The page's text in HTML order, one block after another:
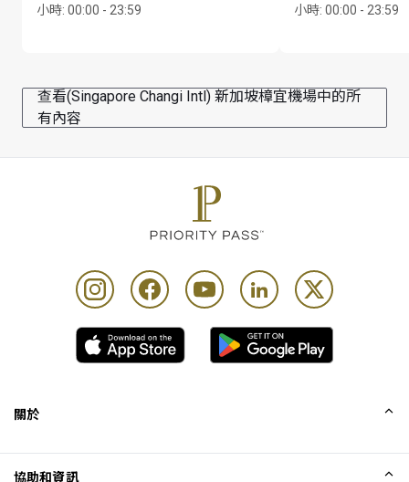
每位持卡者每次登記到訪貴賓室時，只可使用 1 張會員
Items, soft and alcoholic drinks from the À la carte menu
not included in the set menu are subject to an additional
charge. Cardholders will be given a 10% discount on
套餐不可轉讓，亦不可交換現金替代品／退款或用作小
如果優惠價值少於顧客到訪貴賓室的專享禮遇，Priority
Pass 及其夥伴公司概不承擔責任。顧客付費使用貴賓室
和為同行賓客付費使用優惠前，請先查閱計劃的使用條
款及細則。
repeatedly within a single airport trip may result in
小時: 00:00 - 23:59
小時: 00:00 - 23:59
查看(Singapore Changi Intl) 新加坡樟宜機場中的所
有內容
關於
協助和資訊